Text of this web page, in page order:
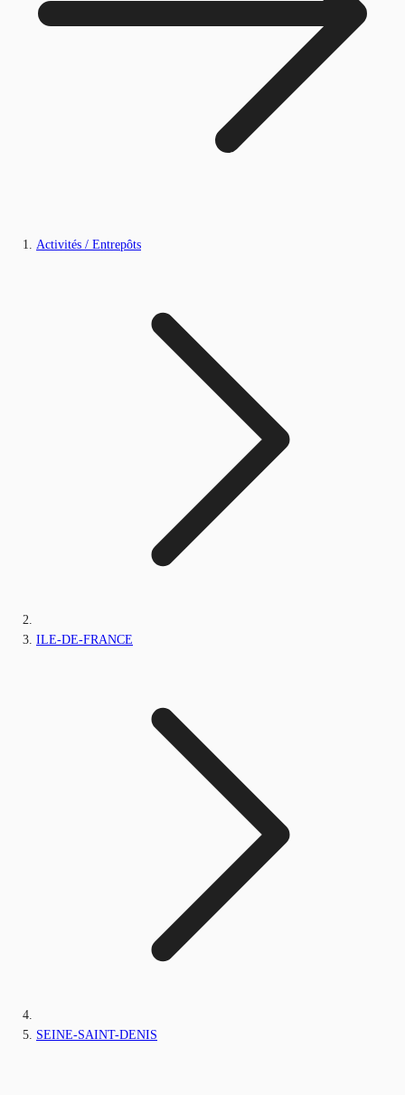
Activités / Entrepôts
ILE-DE-FRANCE
SEINE-SAINT-DENIS